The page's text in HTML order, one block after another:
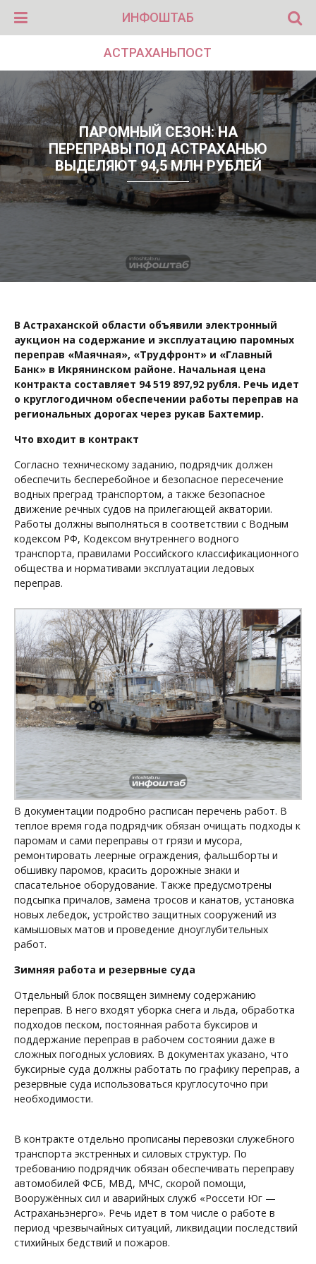
ИНФОШТАБ
АСТРАХАНЬПОСТ
ПАРОМНЫЙ СЕЗОН: НА
ПЕРЕПРАВЫ ПОД АСТРАХАНЬЮ
ВЫДЕЛЯЮТ 94,5 МЛН РУБЛЕЙ
В Астраханской области объявили электронный
аукцион на содержание и эксплуатацию паромных
переправ «Маячная», «Трудфронт» и «Главный
Банк» в Икрянинском районе. Начальная цена
контракта составляет 94 519 897,92 рубля. Речь идет
о круглогодичном обеспечении работы переправ на
региональных дорогах через рукав Бахтемир.
Что входит в контракт
Согласно техническому заданию, подрядчик должен
обеспечить бесперебойное и безопасное пересечение
водных преград транспортом, а также безопасное
движение речных судов на прилегающей акватории.
Работы должны выполняться в соответствии с Водным
кодексом РФ, Кодексом внутреннего водного
транспорта, правилами Российского классификационного
общества и нормативами эксплуатации ледовых
переправ.
В документации подробно расписан перечень работ. В
теплое время года подрядчик обязан очищать подходы к
паромам и сами переправы от грязи и мусора,
ремонтировать леерные ограждения, фальшборты и
обшивку паромов, красить дорожные знаки и
спасательное оборудование. Также предусмотрены
подсыпка причалов, замена тросов и канатов, установка
новых лебедок, устройство защитных сооружений из
камышовых матов и проведение дноуглубительных
работ.
Зимняя работа и резервные суда
Отдельный блок посвящен зимнему содержанию
переправ. В него входят уборка снега и льда, обработка
подходов песком, постоянная работа буксиров и
поддержание переправ в рабочем состоянии даже в
сложных погодных условиях. В документах указано, что
буксирные суда должны работать по графику переправ, а
резервные суда использоваться круглосуточно при
необходимости.
В контракте отдельно прописаны перевозки служебного
транспорта экстренных и силовых структур. По
требованию подрядчик обязан обеспечивать переправу
автомобилей ФСБ, МВД, МЧС, скорой помощи,
Вооружённых сил и аварийных служб «Россети Юг —
Астраханьэнерго». Речь идет в том числе о работе в
период чрезвычайных ситуаций, ликвидации последствий
стихийных бедствий и пожаров.